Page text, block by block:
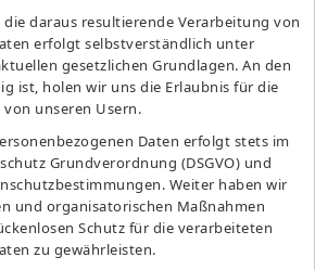
die daraus resultierende Verarbeitung von
erfolgt selbstverständlich unter
gesetzlichen Grundlagen. An den
ist, holen wir uns die Erlaubnis für die
unseren Usern.
Daten erfolgt stets im
Grundverordnung (DSGVO) und
Weiter haben wir
und organisatorischen Maßnahmen
Schutz für die verarbeiteten
zu gewährleisten.